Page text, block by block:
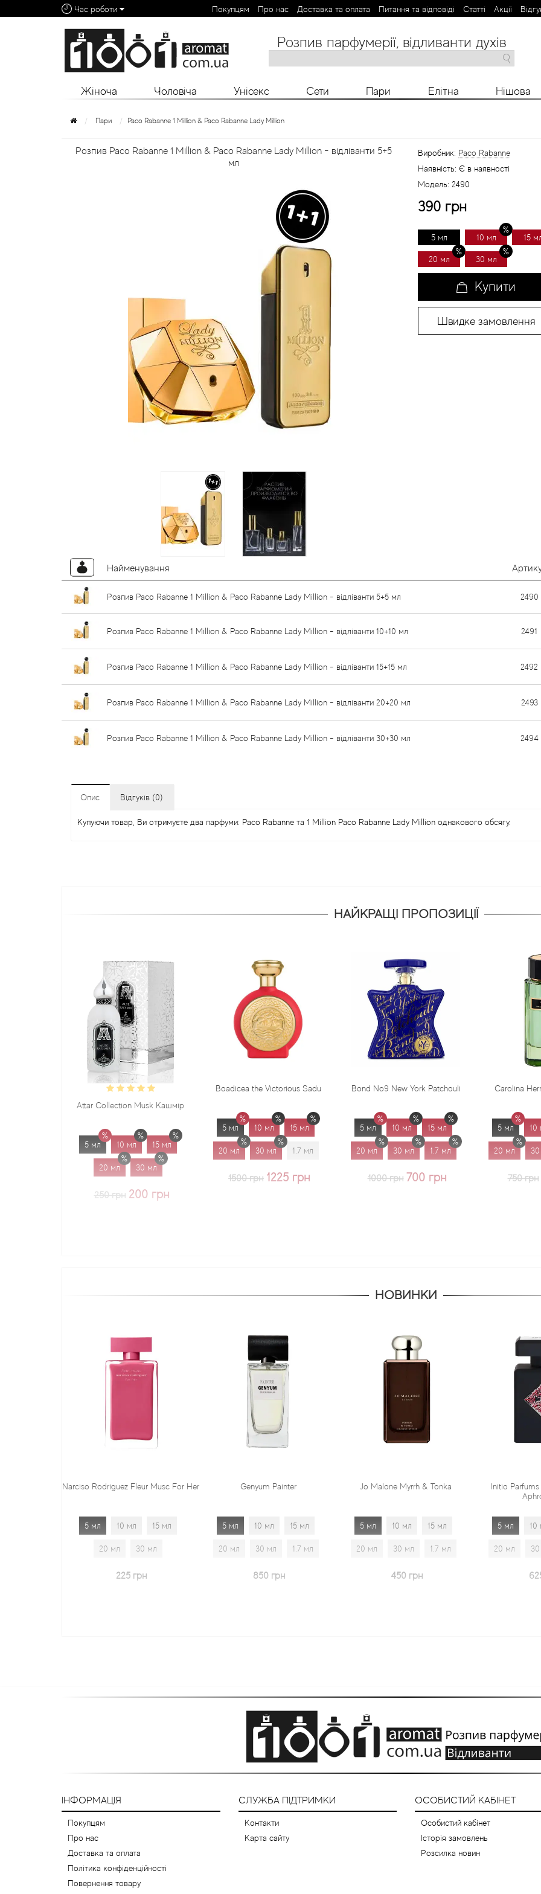
Час роботи Покупцям Про нас Доставка та оплата Питання та відповіді Статті Aкції
Алфавітний покажчик: 0 - 9 A B C D F G H M N O P R S T V X Y Z
Розпив парфумерії, відливанти духів
Жіноча Чоловіча Унісекс Сети Пари Елітна Нішова
Пари Paco Rabanne 1 Million & Paco Rabanne Lady Million
Розпив Paco Rabanne 1 Million & Paco Rabanne Lady Million - відліванти 5+5
мл
Виробник: Paco Rabanne
Наявність: Є в наявності
Модель: 2490
390 грн
5 мл 10 мл 15
20 мл 30 мл
Купити
Швидке замовлення
Найменування
Розпив Paco Rabanne 1 Million & Paco Rabanne Lady Million - відліванти 5+5 мл 2490
Розпив Paco Rabanne 1 Million & Paco Rabanne Lady Million - відліванти 10+10 мл 2491
Розпив Paco Rabanne 1 Million & Paco Rabanne Lady Million - відліванти 15+15 мл 2492
Розпив Paco Rabanne 1 Million & Paco Rabanne Lady Million - відліванти 20+20 мл 2493
Розпив Paco Rabanne 1 Million & Paco Rabanne Lady Million - відліванти 30+30 мл 2494
Опис Відгуків (0)
Купуючи товар, Ви отримуєте два парфуми: Paco Rabanne та 1 Million Paco Rabanne Lady Million однакового обсягу.
НАЙКРАЩІ ПРОПОЗИЦІЇ
Attar Collection Musk Кашмір
10 мл 15 мл
30 мл
250 грн 200 грн
Boadicea the Victorious Sadu
10 мл 15 мл
30 мл 1.7 мл
1500 грн 1225 грн
Bond No9 New York Patchouli
10 мл 15 мл
30 мл 1.7 мл
1000 грн 700 грн
Carolina Herrera
10 мл
30 мл
750 грн 625
НОВИНКИ
Narciso Rodriguez Fleur Musc For Her
10 мл 15 мл
30 мл
225 грн
Genyum Painter
10 мл 15 мл
30 мл 1.7 мл
850 грн
Jo Malone Myrrh & Tonka
10 мл 15 мл
30 мл 1.7 мл
450 грн
Initio Parfums
Aphrodisiac
10 мл
30 мл
625 грн
ІНФОРМАЦІЯ
Покупцям
Про нас
Доставка та оплата
Політика конфіденційності
Повернення товару
СЛУЖБА ПІДТРИМКИ
Контакти
Карта сайту
ОСОБИСТИЙ КАБІНЕТ
Особистий кабінет
Історія замовлень
Розсилка новин